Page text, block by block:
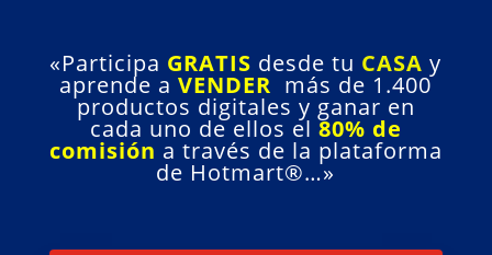
«Participa GRATIS desde tu CASA y
aprende a VENDER más de 1.400
productos digitales y ganar en
cada uno de ellos el 80% de
comisión a través de la plataforma
de Hotmart®…»